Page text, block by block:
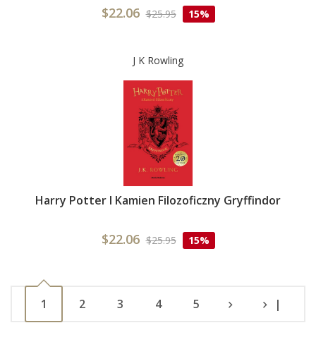
$22.06 $25.95 15%
J K Rowling
Harry Potter I Kamien Filozoficzny Gryffindor
$22.06 $25.95 15%
1 2 3 4 5 |